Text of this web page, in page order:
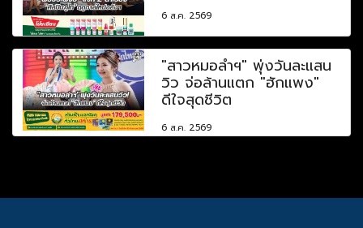
6 ส.ค. 2569
"สาวหมอลำฯ" พุ่งวันละแสน
วิว จ่อล้านแตก "ฮักแพง"
ดีใจสุดชีวิต
6 ส.ค. 2569